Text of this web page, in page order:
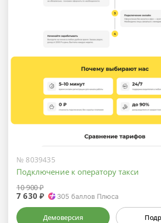
№ 8039435
Подключение к оператору такси
10 900 ₽
7 630 ₽ 305 баллов Плюса
Демоверсия